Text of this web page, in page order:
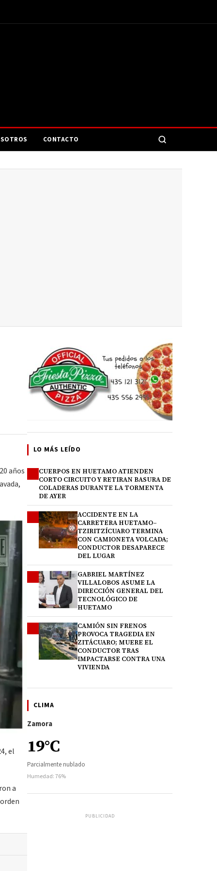
CONTACTO
años
el
a
LO MÁS LEÍDO
CUERPOS EN HUETAMO ATIENDEN
CORTO CIRCUITO Y RETIRAN BASURA DE
COLADERAS DURANTE LA TORMENTA
DE AYER
ACCIDENTE EN LA
CARRETERA HUETAMO–
TZIRITZÍCUARO TERMINA
CON CAMIONETA VOLCADA;
CONDUCTOR DESAPARECE
DEL LUGAR
GABRIEL MARTÍNEZ
VILLALOBOS ASUME LA
DIRECCIÓN GENERAL DEL
TECNOLÓGICO DE
HUETAMO
CAMIÓN SIN FRENOS
PROVOCA TRAGEDIA EN
ZITÁCUARO; MUERE EL
CONDUCTOR TRAS
IMPACTARSE CONTRA UNA
VIVIENDA
CLIMA
Zamora
19°C
Parcialmente nublado
Humedad: 76%
PUBLICIDAD